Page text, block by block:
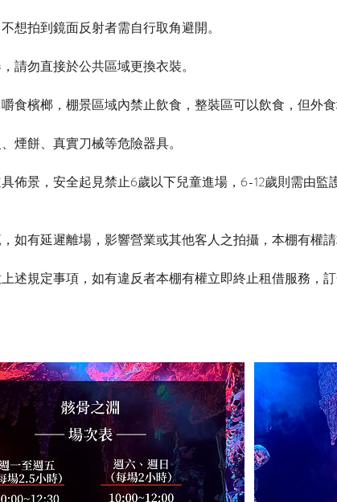
想拍到鏡面反射者需自行取角避開。
請勿直接於公共區域更換衣裝。
食檳榔，棚景區域內禁止飲食，整裝區可以飲食，但外
煙餅、真實刀械等危險器具。
佈景，安全起見禁止6歲以下兒童進場，6-12歲則需由監
如有延遲離場，影響營業或其他客人之拍攝，本棚有權
述規定事項，如有違反者本棚有權​立即終止租借​服務，